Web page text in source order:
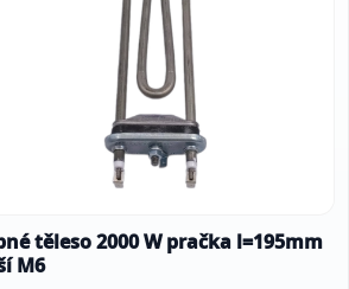
těleso 2000 W pračka l=195mm
M6